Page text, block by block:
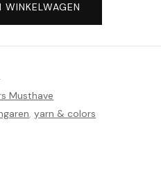
Musthave
,yarn & colors